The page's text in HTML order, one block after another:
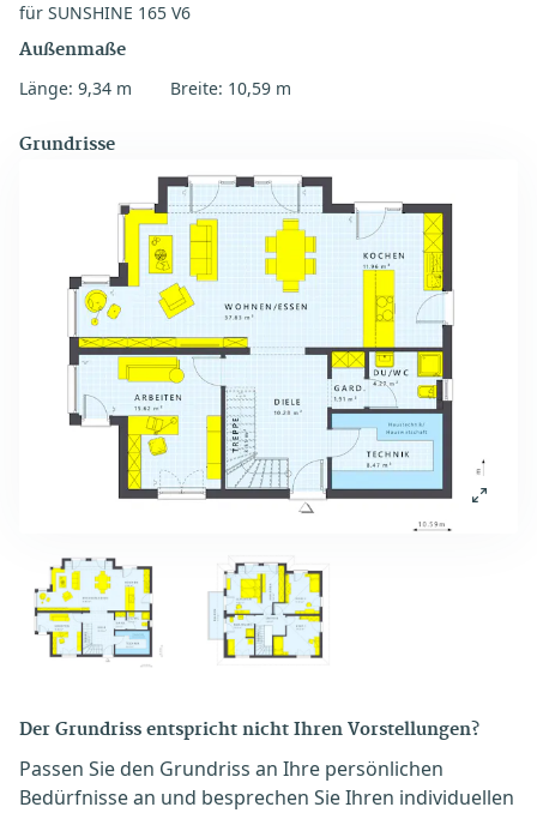
für SUNSHINE 165 V6
Außenmaße
Länge: 9,34 m Breite: 10,59 m
Grundrisse
Der Grundriss entspricht nicht Ihren Vorstellungen?
Passen Sie den Grundriss an Ihre persönlichen
Bedürfnisse an und besprechen Sie Ihren individuellen